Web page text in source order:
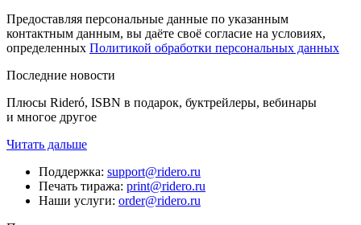
Предоставляя персональные данные по указанным
контактным данным, вы даёте своё согласие на условиях,
определенных Политикой обработки персональных данных
Последние новости
Плюсы Rideró, ISBN в подарок, буктрейлеры, вебинары
и многое другое
Читать дальше
Поддержка: support@ridero.ru
Печать тиража: print@ridero.ru
Наши услуги: order@ridero.ru